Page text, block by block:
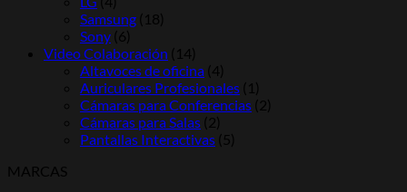
Samsung (18)
Sony (6)
Video Colaboración (14)
Altavoces de oficina (4)
Auriculares Profesionales (1)
Cámaras para Conferencias (2)
Cámaras para Salas (2)
Pantallas Interactivas (5)
MARCAS